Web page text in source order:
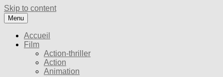
Skip to content
Menu
Accueil
Film
Action-thriller
Action
Animation